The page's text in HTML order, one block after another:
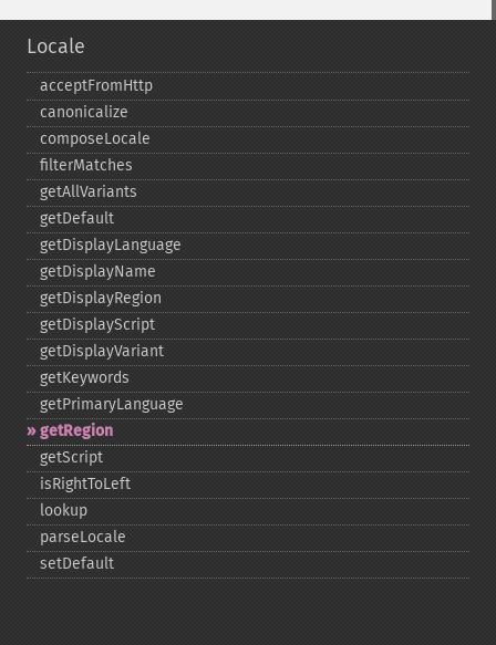
Locale
acceptFromHttp
canonicalize
composeLocale
filterMatches
getAllVariants
getDefault
getDisplayLanguage
getDisplayName
getDisplayRegion
getDisplayScript
getDisplayVariant
getKeywords
getPrimaryLanguage
getRegion
getScript
isRightToLeft
lookup
parseLocale
setDefault